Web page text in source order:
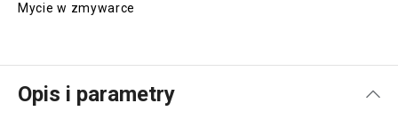
Mycie w zmywarce
Opis i parametry